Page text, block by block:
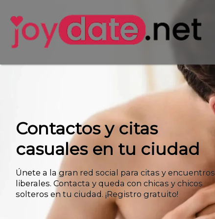
Contactos y citas
casuales en tu ciudad
Únete a la gran red social para citas y encuentros
liberales. Contacta y queda con chicas y chicos
solteros en tu ciudad. ¡Registro gratuito!